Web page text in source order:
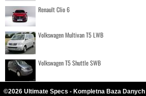
Renault Clio 6
Volkswagen Multivan T5 LWB
Volkswagen T5 Shuttle SWB
©2026 Ultimate Specs - Kompletna Baza